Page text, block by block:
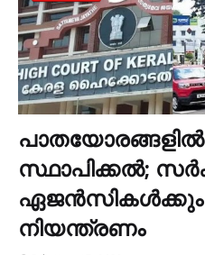
സ്ഥാപിക്കൽ;
നിയന്ത്രണം